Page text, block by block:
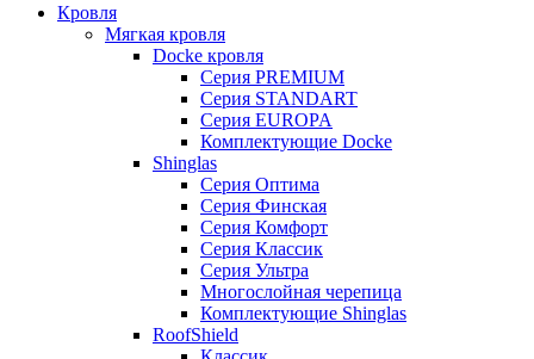
Кровля
Мягкая кровля
Docke кровля
Серия PREMIUM
Серия STANDART
Серия EUROPA
Комплектующие Docke
Shinglas
Серия Оптима
Серия Финская
Серия Комфорт
Серия Классик
Серия Ультра
Многослойная черепица
Комплектующие Shinglas
RoofShield